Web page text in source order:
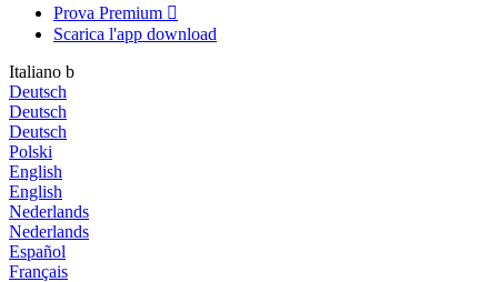
Prova Premium 
Scarica l'app download
Italiano b
Deutsch
Deutsch
Deutsch
Polski
English
English
Nederlands
Nederlands
Español
Français